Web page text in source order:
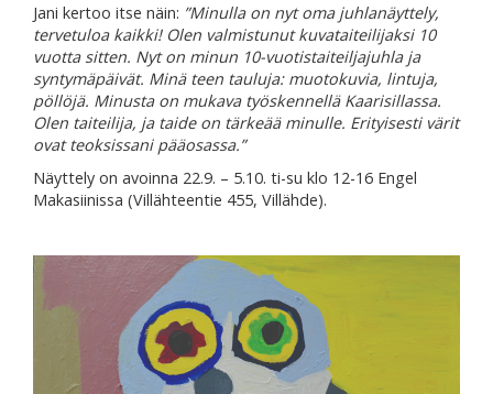
Jani kertoo itse näin: ”Minulla on nyt oma juhlanäyttely,
tervetuloa kaikki! Olen valmistunut kuvataiteilijaksi 10
vuotta sitten. Nyt on minun 10-vuotistaiteiljajuhla ja
syntymäpäivät. Minä teen tauluja: muotokuvia, lintuja,
pöllöjä. Minusta on mukava työskennellä Kaarisillassa.
Olen taiteilija, ja taide on tärkeää minulle. Erityisesti värit
ovat teoksissani pääosassa.”
Näyttely on avoinna 22.9. – 5.10. ti-su klo 12-16 Engel
Makasiinissa (Villähteentie 455, Villähde).